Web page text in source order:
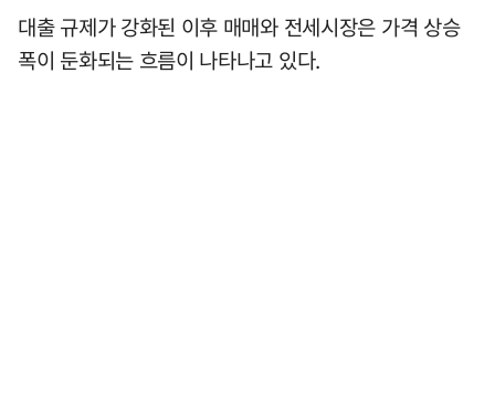
대출 규제가 강화된 이후 매매와 전세시장은 가격 상승
폭이 둔화되는 흐름이 나타나고 있다.